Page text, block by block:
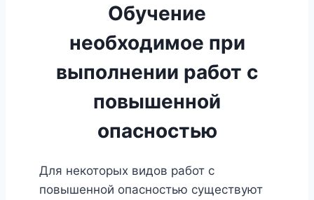
Обучение
необходимое при
выполнении работ с
повышенной
опасностью
Для некоторых видов работ с
повышенной опасностью существуют